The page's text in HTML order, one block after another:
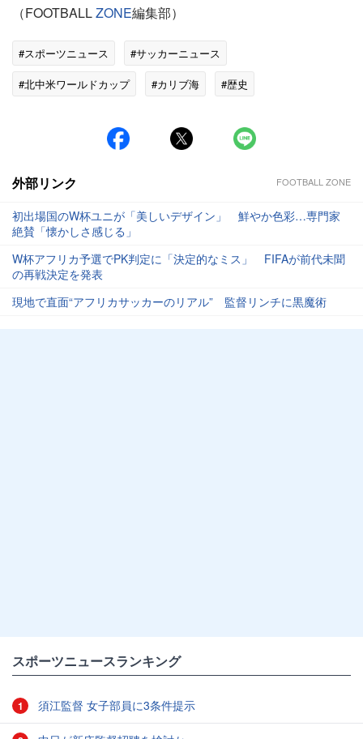
（FOOTBALLZONE編集部）
#スポーツニュース
#サッカーニュース
#北中米ワールドカップ
#カリブ海
#歴史
外部リンク FOOTBALL ZONE
初出場国のW杯ユニが「美しいデザイン」 鮮やか色彩…専門家
絶賛「懐かしさ感じる」
W杯アフリカ予選でPK判定に「決定的なミス」 FIFAが前代未聞
の再戦決定を発表
現地で直面“アフリカサッカーのリアル” 監督リンチに黒魔術
スポーツニュースランキング
1 須江監督 女子部員に3条件提示